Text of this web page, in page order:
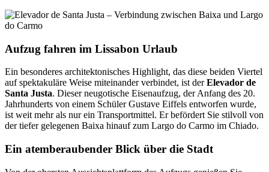
Aufzug fahren im Lissabon Urlaub
Ein besonderes architektonisches Highlight, das diese beiden Viertel
auf spektakuläre Weise miteinander verbindet, ist derElevador de
Santa Justa. Dieser neugotische Eisenaufzug, der Anfang des 20.
Jahrhunderts von einem Schüler Gustave Eiffels entworfen wurde,
ist weit mehr als nur ein Transportmittel. Er befördert Sie stilvoll von
der tiefer gelegenen Baixa hinauf zum Largo do Carmo im Chiado.
Ein atemberaubender Blick über die Stadt